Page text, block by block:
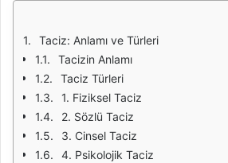
Taciz: Anlamı ve Türleri
Tacizin Anlamı
Taciz Türleri
1. Fiziksel Taciz
2. Sözlü Taciz
3. Cinsel Taciz
4. Psikolojik Taciz